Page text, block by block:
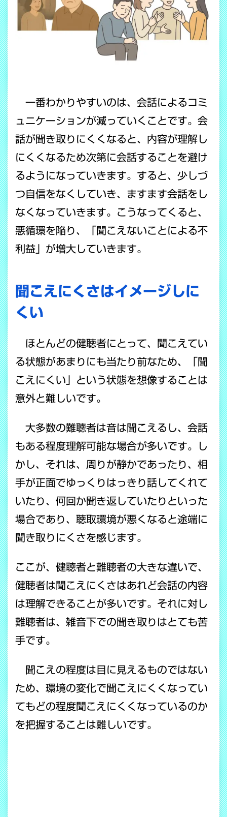
一番わかりやすいのは、会話によるコミ
ュニケーションが減っていくことです。会
話が聞き取りにくくなると、内容が理解し
にくくなるため次第に会話することを避け
るようになっていきます。すると、少しづ
つ自信をなくしていき、ますます会話をし
なくなっていきます。こうなってくると、
悪循環を陥り、「聞こえないことによる不
利益」が増大していきます。
聞こえにくさはイメージしに
くい
ほとんどの健聴者にとって、聞こえてい
る状態があまりにも当たり前なため、「聞
こえにくい」という状態を想像することは
意外と難しいです。
大多数の難聴者は音は聞こえるし、会話
もある程度理解可能な場合が多いです。し
かし、それは、周りが静かであったり、相
手が正面でゆっくりはっきり話してくれて
いたり、何回か聞き返していたりといった
場合であり、聴取環境が悪くなると途端に
聞き取りにくさを感じます。
ここが、健聴者と難聴者の大きな違いで、
健聴者は聞こえにくさはあれど会話の内容
は理解できることが多いです。それに対し
難聴者は、雑音下での聞き取りはとても苦
手です。
聞こえの程度は目に見えるものではない
ため、環境の変化で聞こえにくくなってい
てもどの程度聞こえにくくなっているのか
を把握することは難しいです。